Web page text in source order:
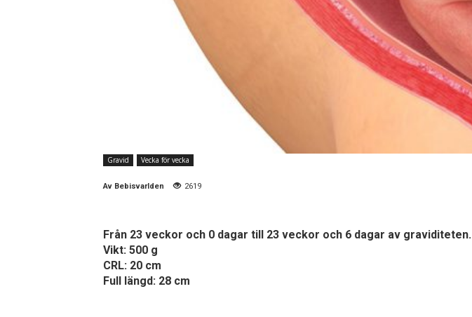
Gravid Vecka för vecka
Av Bebisvarlden 2619
Från 23 veckor och 0 dagar till 23 veckor och 6 dagar av graviditeten.
Vikt: 500 g
CRL: 20 cm
Full längd: 28 cm